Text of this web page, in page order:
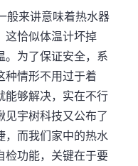
般来讲意味着热水器
这恰似体温计坏掉
。为了保证安全，系
种情形不用过于着
能够解决，实在不行
见宇树科技又公布了
，而我们家中的热水
检功能，关键在于要